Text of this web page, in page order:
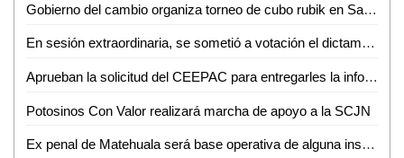
Gobierno del cambio organiza torneo de cubo rubik en San Luis Potosí
En sesión extraordinaria, se sometió a votación el dictamen recaído al turno 4838 de la LXII legislatura
Aprueban la solicitud del CEEPAC para entregarles la información sobre la consulta a los pueblos y comunidades indígenas y afrodescendientes
Potosinos Con Valor realizará marcha de apoyo a la SCJN
Ex penal de Matehuala será base operativa de alguna institución de seguridad